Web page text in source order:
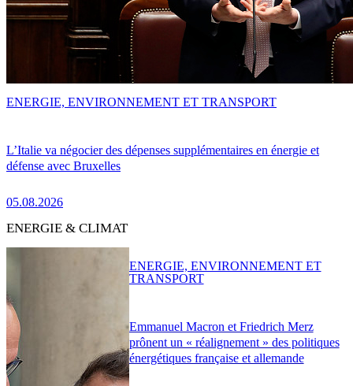
L’Italie va négocier des dépenses supplémentaires en énergie et
défense avec Bruxelles
05.08.2026
ENERGIE, ENVIRONNEMENT ET TRANSPORT
ENERGIE & CLIMAT
Emmanuel Macron et Friedrich Merz
prônent un « réalignement » des politiques
énergétiques française et allemande
ENERGIE, ENVIRONNEMENT ET
TRANSPORT